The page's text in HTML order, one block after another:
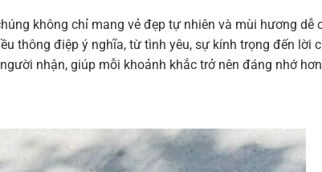
không chỉ mang vẻ đẹp tự nhiên và mùi hương dễ
thông điệp ý nghĩa, từ tình yêu, sự kính trọng đến lời
nhận, giúp mỗi khoảnh khắc trở nên đáng nhớ